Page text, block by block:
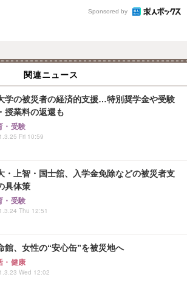
Sponsored by
関連ニュース
学の被災者の経済的支援…特別奨学金や受験
授業料の返還も
・受験
Fri 10:59
・上智・国士舘、入学金免除などの被災者支
具体策
・受験
Thu 12:51
館、女性の“安心缶”を被災地へ
・健康
Wed 12:02